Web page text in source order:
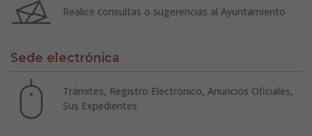
Realice consultas o sugerencias al Ayuntamiento
Sede electrónica
Trámites, Registro Electrónico, Anuncios Oficiales,
Sus Expedientes